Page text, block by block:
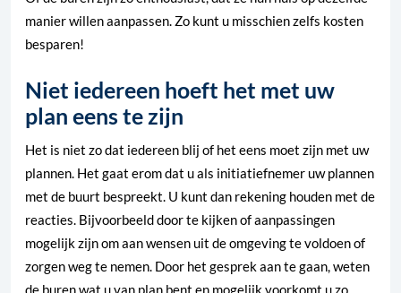
manier willen aanpassen. Zo kunt u misschien zelfs kosten
besparen!
Niet iedereen hoeft het met uw
plan eens te zijn
Het is niet zo dat iedereen blij of het eens moet zijn met uw
plannen. Het gaat erom dat u als initiatiefnemer uw plannen
met de buurt bespreekt. U kunt dan rekening houden met de
reacties. Bijvoorbeeld door te kijken of aanpassingen
mogelijk zijn om aan wensen uit de omgeving te voldoen of
zorgen weg te nemen. Door het gesprek aan te gaan, weten
de buren wat u van plan bent en mogelijk voorkomt u zo